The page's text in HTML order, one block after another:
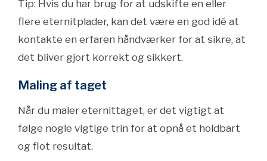
Tip: Hvis du har brug for at udskifte en eller
flere eternitplader, kan det være en god idé at
kontakte en erfaren håndværker for at sikre, at
det bliver gjort korrekt og sikkert.
Maling af taget
Når du maler eternittaget, er det vigtigt at
følge nogle vigtige trin for at opnå et holdbart
og flot resultat.